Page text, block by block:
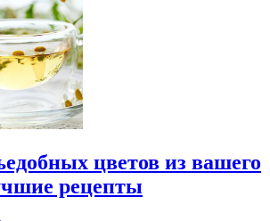
цветов из вашего
рецепты